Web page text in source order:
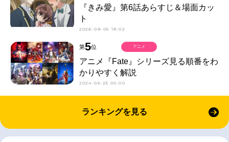
『きみ愛』第6話あらすじ＆場面カッ
ト
2026-08-05 18:02
第5位
アニメ『Fate』シリーズ見る順番をわ
かりやすく解説
2024-05-23 00:00
アニメ
ランキングを見る